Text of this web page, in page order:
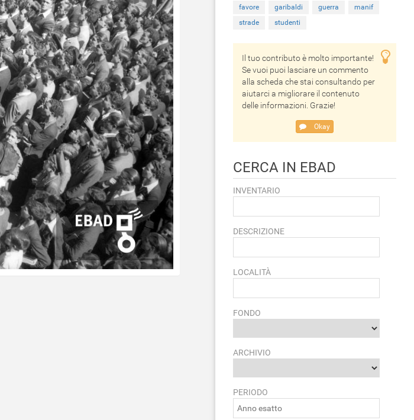
favore
garibaldi guerra
manif
strade
studenti
Il tuo contributo è molto importante!
Se vuoi puoi lasciare un commento
alla scheda che stai consultando per
aiutarci a migliorare il contenuto
delle informazioni. Grazie!
Okay
CERCA IN EBAD
INVENTARIO
DESCRIZIONE
LOCALITÀ
FONDO
ARCHIVIO
PERIODO